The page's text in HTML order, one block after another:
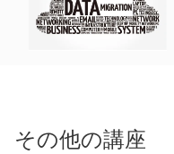
その他の講座